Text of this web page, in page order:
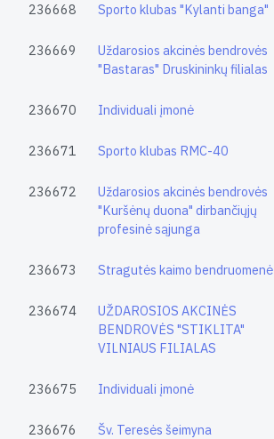
236668 Sporto klubas "Kylanti banga"
236669
Uždarosios akcinės bendrovės
"Bastaras" Druskininkų filialas
236670 Individuali įmonė
236671 Sporto klubas RMC-40
236672
Uždarosios akcinės bendrovės
"Kuršėnų duona" dirbančiųjų
profesinė sąjunga
236673 Stragutės kaimo bendruomenė
236674
UŽDAROSIOS AKCINĖS
BENDROVĖS "STIKLITA"
VILNIAUS FILIALAS
236675 Individuali įmonė
236676 Šv. Teresės šeimyna